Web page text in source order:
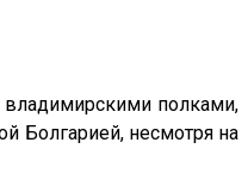
полками,
Болгарией, несмотря на